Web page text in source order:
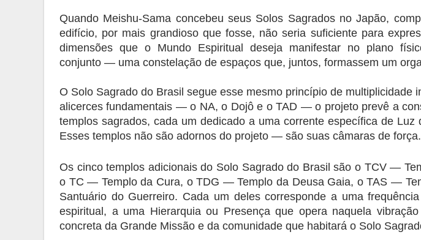
Quando Meishu-Sama concebeu seus Solos Sagrados no Japão,
edifício, por mais grandioso que fosse, não seria suficiente para
dimensões que o Mundo Espiritual deseja manifestar no plano
conjunto — uma constelação de espaços que, juntos, formassem um
O Solo Sagrado do Brasil segue esse mesmo princípio de multiplicidade
alicerces fundamentais — o NA, o Dojô e o TAD — o projeto prevê a
templos sagrados, cada um dedicado a uma corrente específica de Luz
Esses templos não são adornos do projeto — são suas câmaras de força.
Os cinco templos adicionais do Solo Sagrado do Brasil são o TCV —
o TC — Templo da Cura, o TDG — Templo da Deusa Gaia, o TAS —
Santuário do Guerreiro. Cada um deles corresponde a uma
espiritual, a uma Hierarquia ou Presença que opera naquela
concreta da Grande Missão e da comunidade que habitará o Solo